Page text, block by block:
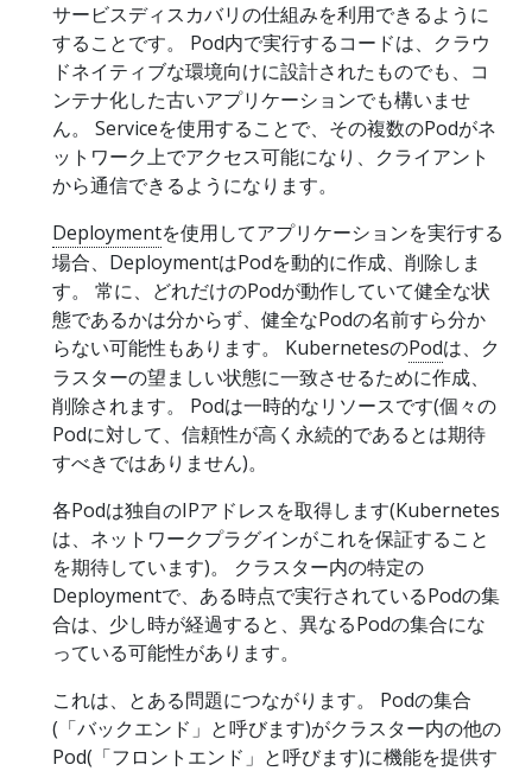
サービスディスカバリの仕組みを利用できるように
することです。 Pod内で実行するコードは、クラウ
ドネイティブな環境向けに設計されたものでも、コ
ンテナ化した古いアプリケーションでも構いませ
ん。 Serviceを使用することで、その複数のPodがネ
ットワーク上でアクセス可能になり、クライアント
から通信できるようになります。
Deploymentを使用してアプリケーションを実行する
場合、DeploymentはPodを動的に作成、削除しま
す。 常に、どれだけのPodが動作していて健全な状
態であるかは分からず、健全なPodの名前すら分か
らない可能性もあります。 KubernetesのPodは、ク
ラスターの望ましい状態に一致させるために作成、
削除されます。 Podは一時的なリソースです(個々の
Podに対して、信頼性が高く永続的であるとは期待
すべきではありません)。
各Podは独自のIPアドレスを取得します(Kubernetes
は、ネットワークプラグインがこれを保証すること
を期待しています)。 クラスター内の特定の
Deploymentで、ある時点で実行されているPodの集
合は、少し時が経過すると、異なるPodの集合にな
っている可能性があります。
これは、とある問題につながります。 Podの集合
(「バックエンド」と呼びます)がクラスター内の他の
Pod(「フロントエンド」と呼びます)に機能を提供す